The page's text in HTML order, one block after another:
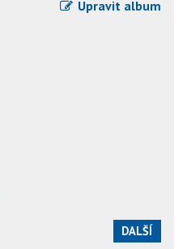
Upravit album
DALŠÍ